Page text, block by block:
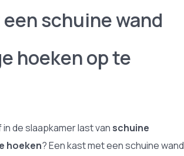
schuine wand
hoeken op te
de slaapkamer last van schuine
hoeken? Een kast met een schuine wand